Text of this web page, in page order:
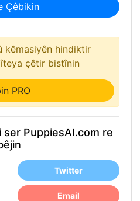
Çêbikin
kêmasiyên hindiktir
çêtir bistînin
PRO
PuppiesAI.com re
Twitter
Email